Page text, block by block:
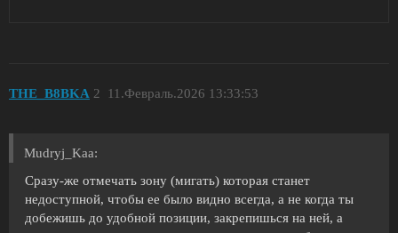
THE_B8BKA 11.Февраль.2026 13:33:53
2
Mudryj_Kaa:
Сразу-же отмечать зону (мигать) которая станет
недоступной, чтобы ее было видно всегда, а не когда ты
добежишь до удобной позиции, закрепишься на ней, а